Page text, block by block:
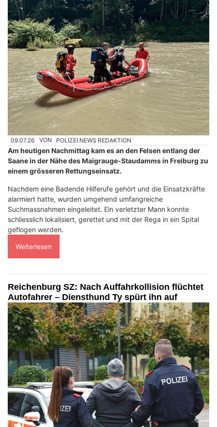
09.07.26 VON POLIZEI.NEWS REDAKTION
Am heutigen Nachmittag kam es an den Felsen entlang der
Saane in der Nähe des Maigrauge-Staudamms in Freiburg zu
einem grösseren Rettungseinsatz.
Nachdem eine Badende Hilferufe gehört und die Einsatzkräfte
alarmiert hatte, wurden umgehend umfangreiche
Suchmassnahmen eingeleitet. Ein verletzter Mann konnte
schliesslich lokalisiert, gerettet und mit der Rega in ein Spital
geflogen werden.
Weiterlesen
Reichenburg SZ: Nach Auffahrkollision flüchtet
Autofahrer – Diensthund Ty spürt ihn auf